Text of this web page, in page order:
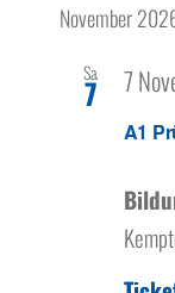
November
Sa.
7
A1
7